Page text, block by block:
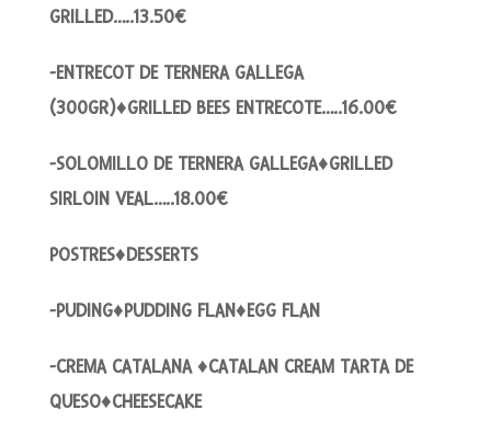
GRILLED…..13.50€
-ENTRECOT DE TERNERA GALLEGA
(300GR)♦GRILLED BEES ENTRECOTE…..16.00€
-SOLOMILLO DE TERNERA GALLEGA♦GRILLED
SIRLOIN VEAL…..18.00€
POSTRES♦DESSERTS
-PUDING♦PUDDING FLAN♦EGG FLAN
-CREMA CATALANA ♦CATALAN CREAM TARTA DE
QUESO♦CHEESECAKE